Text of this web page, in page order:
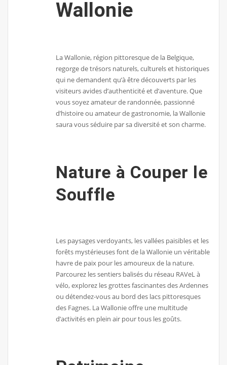
Wallonie
La Wallonie, région pittoresque de la Belgique,
regorge de trésors naturels, culturels et historiques
qui ne demandent qu’à être découverts par les
visiteurs avides d’authenticité et d’aventure. Que
vous soyez amateur de randonnée, passionné
d’histoire ou amateur de gastronomie, la Wallonie
saura vous séduire par sa diversité et son charme.
Nature à Couper le
Souffle
Les paysages verdoyants, les vallées paisibles et les
forêts mystérieuses font de la Wallonie un véritable
havre de paix pour les amoureux de la nature.
Parcourez les sentiers balisés du réseau RAVeL à
vélo, explorez les grottes fascinantes des Ardennes
ou détendez-vous au bord des lacs pittoresques
des Fagnes. La Wallonie offre une multitude
d’activités en plein air pour tous les goûts.